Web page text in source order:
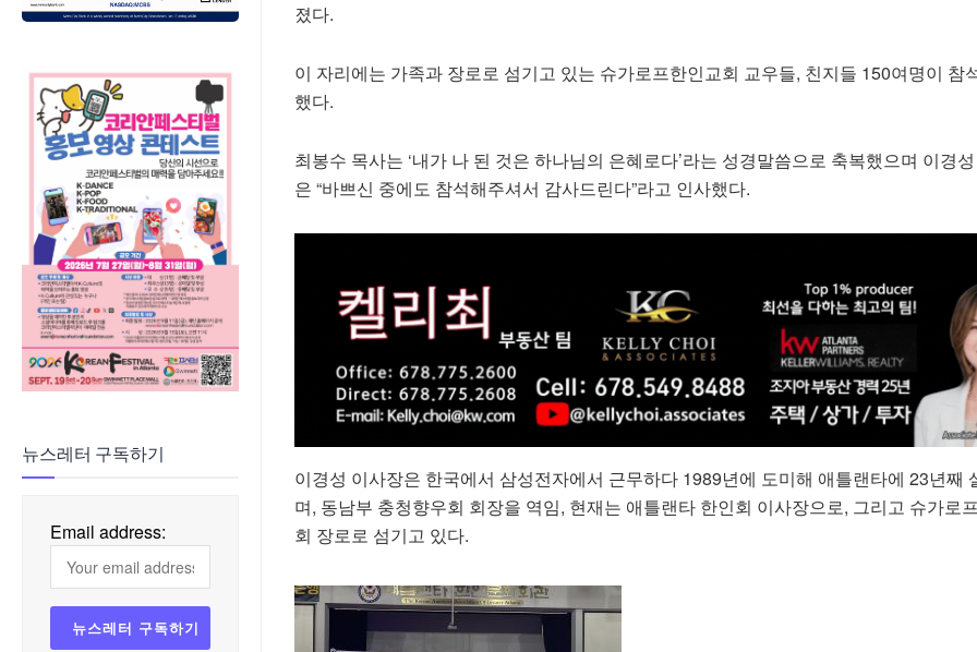
뉴스레터 구독하기
Email address:
졌다.
이 자리에는 가족과 장로로 섬기고 있는 슈가로프한인교회 교우들, 친지들 150여명이 참
했다.
최봉수 목사는 ‘내가 나 된 것은 하나님의 은혜로다’라는 성경말씀으로 축복했으며 이경
은 “바쁘신 중에도 참석해주셔서 감사드린다”라고 인사했다.
이경성 이사장은 한국에서 삼성전자에서 근무하다 1989년에 도미해 애틀랜타에 23년째
며, 동남부 충청향우회 회장을 역임, 현재는 애틀랜타 한인회 이사장으로, 그리고 슈가로
회 장로로 섬기고 있다.